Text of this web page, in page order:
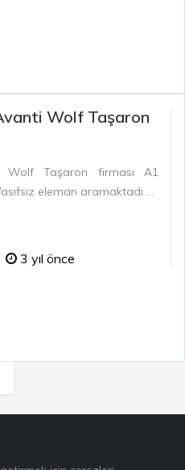
Wolf Taşaron
Wolf Taşaron firması A1
eleman aramaktadı ...
3 yıl önce